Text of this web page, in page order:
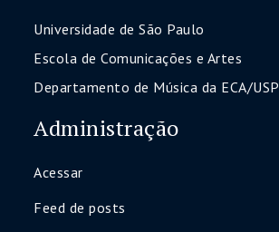
Universidade de São Paulo
Escola de Comunicações e Artes
Departamento de Música da ECA/USP
Administração
Acessar
Feed de posts